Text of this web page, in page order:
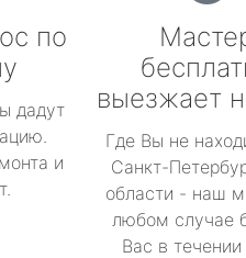
по
дадут
и
выезжает
Где Вы не
Санкт-
области - наш
любом случае
Вас в течении